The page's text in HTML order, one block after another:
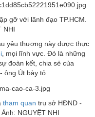
gỡ với lãnh đạo TP.HCM.
NHI
yêu thương này được thực
, mọi lĩnh vực. Đó là những
đoàn kết, chia sẻ của
ông Út bày tỏ.
tham quan trụ sở HĐND -
NGUYỆT NHI